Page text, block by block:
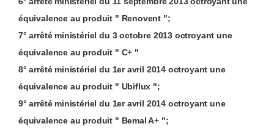
équivalence au produit " Renovent ";
7°arrêté ministériel du 3octobre2013 octroyant une
équivalence au produit " C+ "
8°arrêté ministériel du 1eravril 2014 octroyant une
équivalence au produit " Ubiflux ";
9°arrêté ministériel du 1eravril 2014 octroyant une
équivalence au produit " Bemal A+ ";